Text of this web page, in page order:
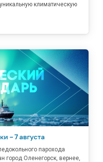
климатическую
– 7 августа
парохода
город Оленегорск, вернее,